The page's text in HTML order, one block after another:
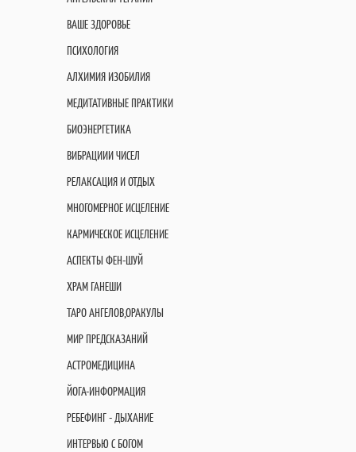
ВАШЕ ЗДОРОВЬЕ
ПСИХОЛОГИЯ
АЛХИМИЯ ИЗОБИЛИЯ
МЕДИТАТИВНЫЕ ПРАКТИКИ
БИОЭНЕРГЕТИКА
ВИБРАЦИИИ ЧИСЕЛ
РЕЛАКСАЦИЯ И ОТДЫХ
МНОГОМЕРНОЕ ИСЦЕЛЕНИЕ
КАРМИЧЕСКОЕ ИСЦЕЛЕНИЕ
АСПЕКТЫ ФЕН-ШУЙ
ХРАМ ГАНЕШИ
ТАРО АНГЕЛОВ,ОРАКУЛЫ
МИР ПРЕДСКАЗАНИЙ
АСТРОМЕДИЦИНА
ЙОГА-ИНФОРМАЦИЯ
РЕБЕФИНГ - ДЫХАНИЕ
ИНТЕРВЬЮ С БОГОМ